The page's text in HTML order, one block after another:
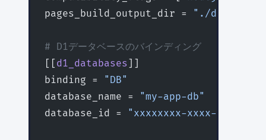
pages_build_output_dir = "./dist"
# D1データベースのバインディング
[[ d1_databases ]]
binding = "DB"
database_name = "my-app-db"
database_id = "xxxxxxxx-xxxx-xxxx-